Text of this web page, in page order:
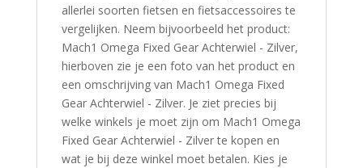
allerlei soorten fietsen en fietsaccessoires te
vergelijken. Neem bijvoorbeeld het product:
Mach1 Omega Fixed Gear Achterwiel - Zilver,
hierboven zie je een foto van het product en
een omschrijving van Mach1 Omega Fixed
Gear Achterwiel - Zilver. Je ziet precies bij
welke winkels je moet zijn om Mach1 Omega
Fixed Gear Achterwiel - Zilver te kopen en
wat je bij deze winkel moet betalen. Kies je